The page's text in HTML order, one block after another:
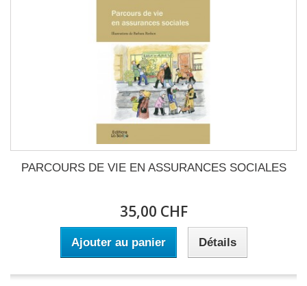
PARCOURS DE VIE EN ASSURANCES SOCIALES
35,00 CHF
Ajouter au panier Détails